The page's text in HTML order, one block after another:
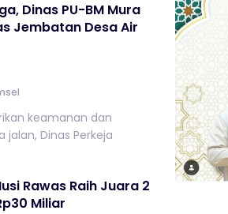
Dinas PU-BM Mura
Jembatan Desa Air
keamanan dan
Dinas Perkeja
Rawas Raih Juara 2
Miliar